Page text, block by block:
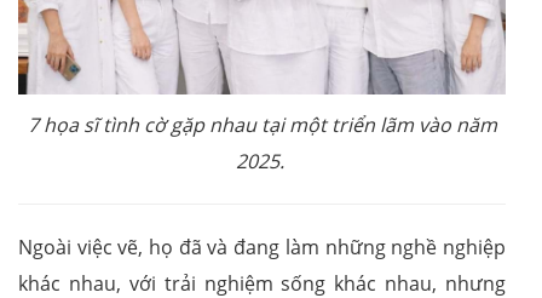
7 họa sĩ tình cờ gặp nhau tại một triển lãm vào năm
2025.
Ngoài việc vẽ, họ đã và đang làm những nghề nghiệp
khác nhau, với trải nghiệm sống khác nhau, nhưng